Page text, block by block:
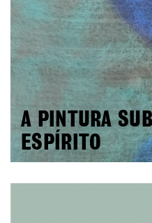
A PINTURA
ESPÍRITO